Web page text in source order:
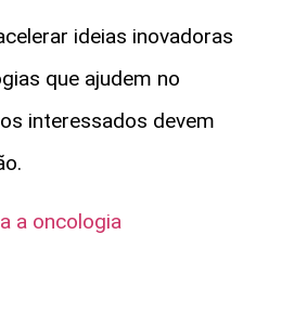
ideias inovadoras
que ajudem no
interessados devem
a oncologia